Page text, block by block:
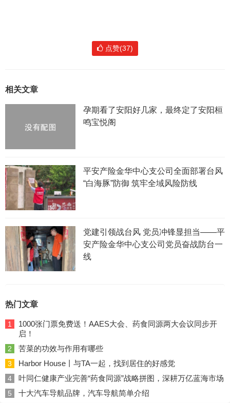
点赞(37)
相关文章
孕期看了安阳好几家，最终定了安阳桓
鸣宝悦阁
平安产险金华中心支公司全面部署台风
“白海豚”防御 筑牢全域风险防线
党建引领战台风 党员冲锋显担当——平
安产险金华中心支公司党员奋战防台一
线
热门文章
1
1000张门票免费送！AAES大会、药食同源两大会议同步开
启！
2 苦菜的功效与作用有哪些
3 Harbor House丨与TA一起，找到居住的好感觉
4 叶同仁健康产业完善“药食同源”战略拼图，深耕万亿蓝海市场
5 十大汽车导航品牌，汽车导航简单介绍